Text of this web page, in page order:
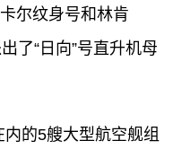
尔纹身号和林肯
了“日向”号直升机母
的5艘大型航空舰组